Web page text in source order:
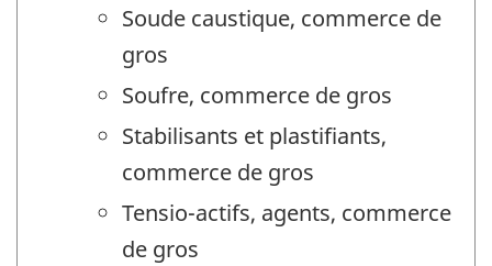
Soude caustique, commerce de
gros
Soufre, commerce de gros
Stabilisants et plastifiants,
commerce de gros
Tensio-actifs, agents, commerce
de gros